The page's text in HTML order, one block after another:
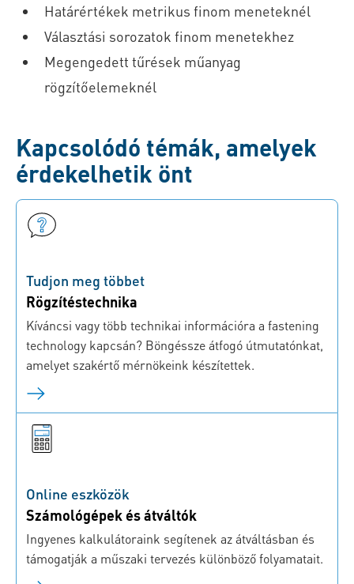
Határértékek metrikus finom meneteknél
Választási sorozatok finom menetekhez
Megengedett tűrések műanyag
rögzítőelemeknél
Kapcsolódó témák, amelyek
érdekelhetik önt
Tudjon meg többet
Rögzítéstechnika
Kíváncsi vagy több technikai információra a fastening
technology kapcsán? Böngéssze átfogó útmutatónkat,
amelyet szakértő mérnökeink készítettek.
Online eszközök
Számológépek és átváltók
Ingyenes kalkulátoraink segítenek az átváltásban és
támogatják a műszaki tervezés különböző folyamatait.